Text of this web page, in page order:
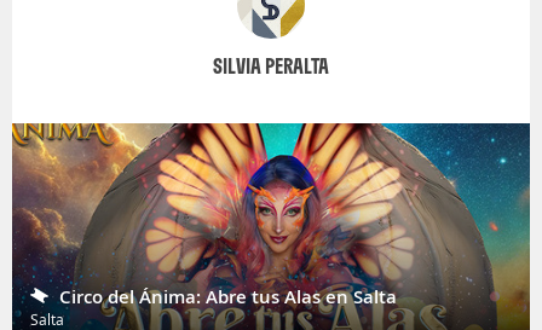
SILVIA PERALTA
Circo del Ánima: Abre tus Alas en Salta
Salta